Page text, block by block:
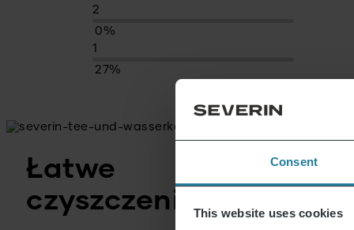
Consent
This website uses cookies
2
0%
1
27%
Łatwe
czyszczenie